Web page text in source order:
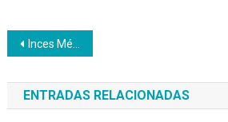
Navegación
de
entradas
Inces Mérida incorporó 1.206 aprendices durante el año 2017
ENTRADAS RELACIONADAS